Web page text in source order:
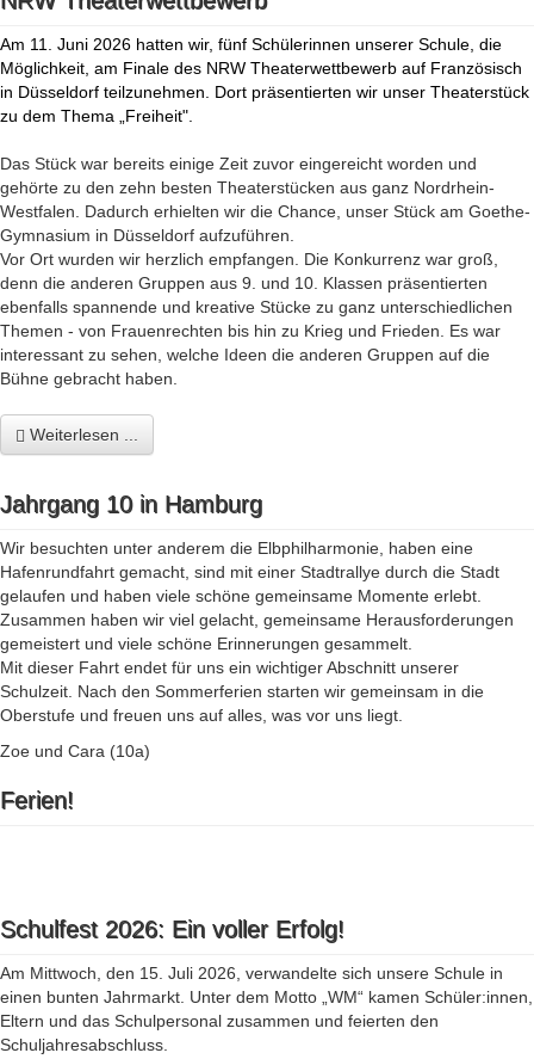
Am 11. Juni 2026 hatten wir, fünf Schülerinnen unserer Schule, die
Möglichkeit, am Finale des NRW Theaterwettbewerb auf Französisch
in Düsseldorf teilzunehmen. Dort präsentierten wir unser Theaterstück
zu dem Thema „Freiheit".
Das Stück war bereits einige Zeit zuvor eingereicht worden und
gehörte zu den zehn besten Theaterstücken aus ganz Nordrhein-
Westfalen. Dadurch erhielten wir die Chance, unser Stück am Goethe-
Gymnasium in Düsseldorf aufzuführen.
Vor Ort wurden wir herzlich empfangen. Die Konkurrenz war groß,
denn die anderen Gruppen aus 9. und 10. Klassen präsentierten
ebenfalls spannende und kreative Stücke zu ganz unterschiedlichen
Themen - von Frauenrechten bis hin zu Krieg und Frieden. Es war
interessant zu sehen, welche Ideen die anderen Gruppen auf die
Bühne gebracht haben.
Weiterlesen ...
Jahrgang 10 in Hamburg
Wir besuchten unter anderem die Elbphilharmonie, haben eine
Hafenrundfahrt gemacht, sind mit einer Stadtrallye durch die Stadt
gelaufen und haben viele schöne gemeinsame Momente erlebt.
Zusammen haben wir viel gelacht, gemeinsame Herausforderungen
gemeistert und viele schöne Erinnerungen gesammelt.
Mit dieser Fahrt endet für uns ein wichtiger Abschnitt unserer
Schulzeit. Nach den Sommerferien starten wir gemeinsam in die
Oberstufe und freuen uns auf alles, was vor uns liegt.
Zoe und Cara (10a)
Ferien!
Schulfest 2026: Ein voller Erfolg!
Am Mittwoch, den 15. Juli 2026, verwandelte sich unsere Schule in
einen bunten Jahrmarkt. Unter dem Motto „WM“ kamen Schüler:innen,
Eltern und das Schulpersonal zusammen und feierten den
Schuljahresabschluss.